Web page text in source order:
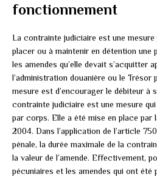
fonctionnement
La contrainte judiciaire est une
placer ou à maintenir en détention une
les amendes qu’elle devait s’acquitter
l’administration douanière ou le Trésor
mesure est d’encourager le débiteur à
contrainte judiciaire est une mesure
par corps. Elle a été mise en place par
2004. Dans l’application de l’article
pénale, la durée maximale de la
la valeur de l’amende. Effectivement,
pécuniaires et les amendes qui ont été